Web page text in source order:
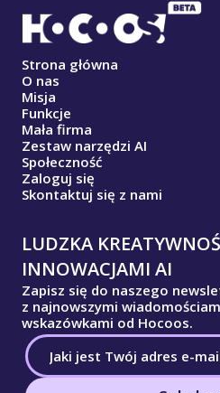
Strona główna
O nas
Misja
Funkcje
Mała firma
Zestaw narzędzi AI
Społeczność
Zaloguj się
Skontaktuj się z nami
LUDZKA
INNOWACJAMI AI
Zapisz się do naszego
z najnowszymi
wskazówkami od Hocoos.